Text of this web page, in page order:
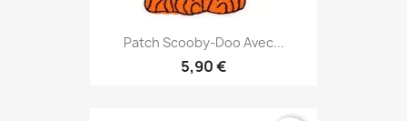
Patch Scooby-Doo Avec...
5,90 €